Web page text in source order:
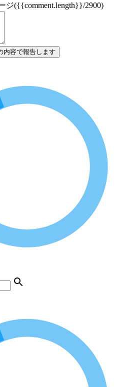
ジ({{comment.length}}/2900)
内容で報告します